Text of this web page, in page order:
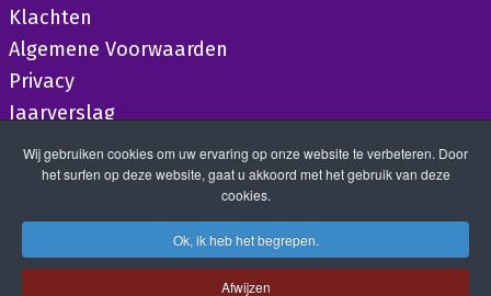
Klachten
Algemene Voorwaarden
Privacy
Jaarverslag
Wij gebruiken cookies om uw ervaring op onze website te verbeteren. Door
het surfen op deze website, gaat u akkoord met het gebruik van deze
cookies.
Ok, ik heb het begrepen.
Afwijzen